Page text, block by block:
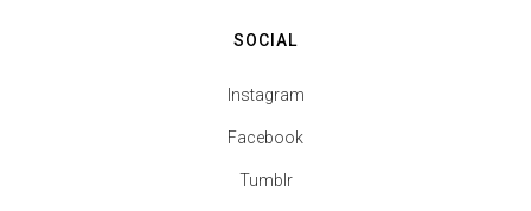
SOCIAL
Instagram
Facebook
Tumblr